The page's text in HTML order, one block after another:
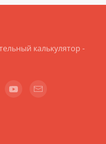
калькулятор -